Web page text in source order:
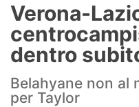
Formello
Infortuni
Primavera
Verona-
dentro
Belahyane non al
per Taylor